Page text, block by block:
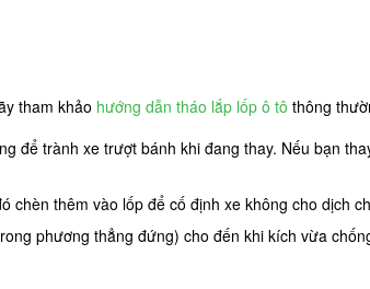
tham khảo hướng dẫn tháo lắp lốp ô tô thông
để trành xe trượt bánh khi đang thay. Nếu bạn
chèn thêm vào lốp để cố định xe không cho dịch
phương thẳng đứng) cho đến khi kích vừa